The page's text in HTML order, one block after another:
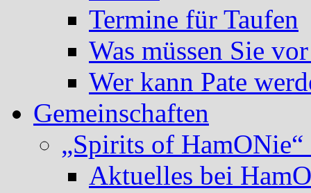
Termine für Taufen
Was müssen Sie
Wer kann Pate
Gemeinschaften
„Spirits of HamONie“
Aktuelles bei